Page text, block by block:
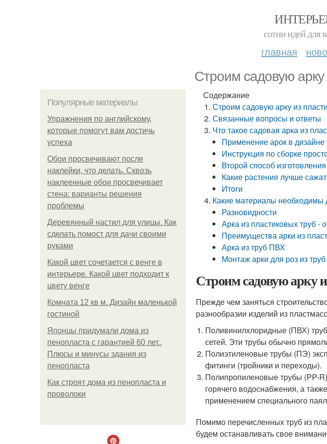
сотни идей для
главная
Строим садовую арку
Популярные материалы
Упражнения по английскому,
которые помогут вам достичь
успеха
Обои просвечивают после
наклейки, что делать. Сквозь
наклеенные обои просвечивает
стена: варианты решения
проблемы
Деревянный настил для улицы. Как
сделать помост для дачи своими
руками
Какой цвет сочетается с венге в
интерьере. Какой цвет подходит к
цвету венге
Комната 12 кв м. Дизайн маленькой
гостиной
Японцы придумали дома из
пенопласта с гарантией 60 лет..
Плюсы и минусы здания из
пенопласта
Как строят дома из пенопласта и
проволоки
Содержание
Строим садовую арку из
Связанные вопросы и ответы
Что такое садовая арка из
Применение арок в дизайне
Инструкция по сборке
Второй способ
Какие растения лучше
Итоги
Какие материалы необходимы
Разновидности
Арка из пластиковых труб -
Преимущества арки из
Арка из труб ПВХ
Монтаж арки для роз из
Строим садовую арку
Прежде чем заняться
разнообразии изделий из
Поливинилхлоридные (ПВХ)
сетей. Эти трубы обычно
Полиэтиленовые трубы (ПЭ)
фитинги (тройники и переходы).
Полипропиленовые трубы (PP-
горячего водоснабжения, а
применением специального
Помимо перечисленных труб из
будем останавливать свое